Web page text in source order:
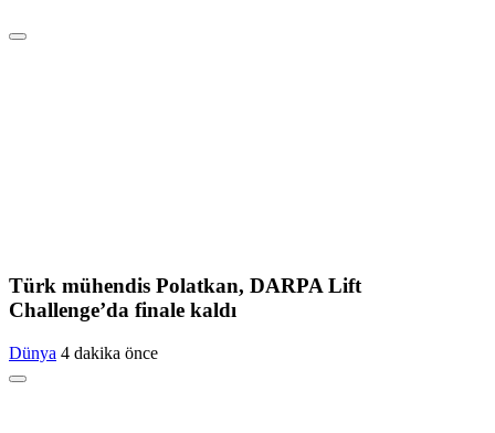
Türk mühendis Polatkan, DARPA Lift
Challenge’da finale kaldı
Dünya 4 dakika önce